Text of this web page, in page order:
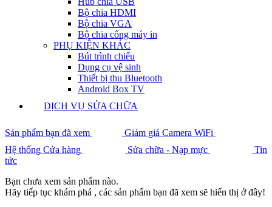
Bộ chia HDMI
Bộ chia VGA
Bộ chia cổng máy in
PHỤ KIỆN KHÁC
Bút trình chiếu
Dụng cụ vệ sinh
Thiết bị thu Bluetooth
Android Box TV
DỊCH VỤ SỬA CHỮA
Sản phẩm bạn đã xem
Giảm giá Camera WiFi
Hệ thống Cửa hàng
Sửa chữa - Nạp mực
Tin
tức
Bạn chưa xem sản phẩm nào.
Hãy tiếp tục khám phá , các sản phẩm bạn đã xem sẽ hiển thị ở đây!